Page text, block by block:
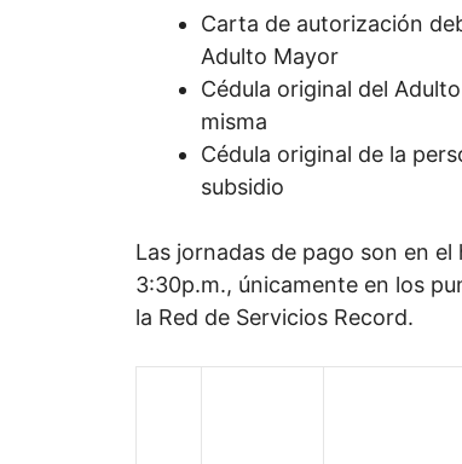
Carta de autorización
Adulto Mayor
Cédula original del
misma
Cédula original de la
subsidio
Las jornadas de pago son en
3:30p.m., únicamente en los
la Red de Servicios Record.